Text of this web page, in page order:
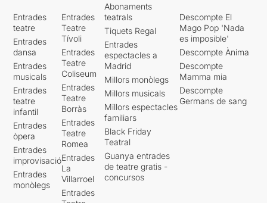
Entrades
teatre
Entrades
dansa
Entrades
musicals
Entrades
teatre
infantil
Entrades
òpera
Entrades
improvisació
Entrades
monòlegs
Entrades
Teatre
Tívoli
Entrades
Teatre
Coliseum
Entrades
Teatre
Borràs
Entrades
Teatre
Romea
Entrades
La
Villarroel
Entrades
Abonaments
teatrals
Tiquets Regal
Entrades
espectacles a
Madrid
Millors monòlegs
Millors musicals
Millors espectacles
familiars
Black Friday
Teatral
Guanya entrades
de teatre gratis -
concursos
Descompte El
Mago Pop 'Nada
es imposible'
Descompte Ànima
Descompte
Mamma mia
Descompte
Germans de sang